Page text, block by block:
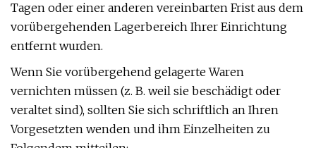
Tagen oder einer anderen vereinbarten Frist aus dem
vorübergehenden Lagerbereich Ihrer Einrichtung
entfernt wurden.
Wenn Sie vorübergehend gelagerte Waren
vernichten müssen (z. B. weil sie beschädigt oder
veraltet sind), sollten Sie sich schriftlich an Ihren
Vorgesetzten wenden und ihm Einzelheiten zu